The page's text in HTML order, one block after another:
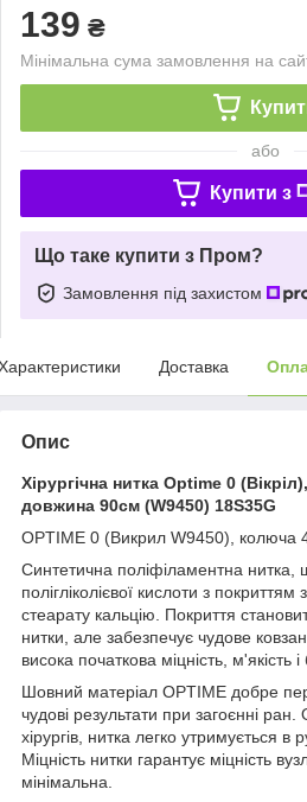
139 ₴
Мінімальна сума замовлення на
або
Купити з
Що таке купити з Пром?
Замовлення під захистом
Доставка
Опис
Хірургічна нитка Optime 0
довжина 90см (W9450) 18S35G
OPTIME 0 (Викрил W9450),
Синтетична поліфіламентна нитка,
полігліколієвої кислоти з покриттям
стеарату кальцію. Покриття
нитки, але забезпечує чудове
висока початкова міцність, м'якість і
Шовний матеріал OPTIME добре
чудові результати при загоєнні
хірургів, нитка легко утримується в
Міцність нитки гарантує міцність
мінімальна.